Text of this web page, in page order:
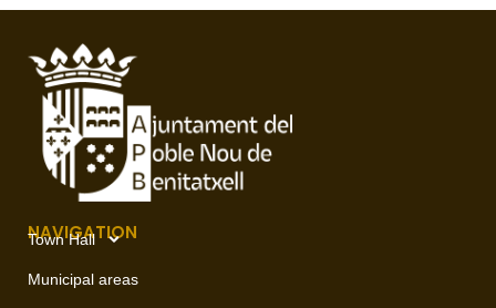
NAVIGATION
Town Hall
Municipal areas